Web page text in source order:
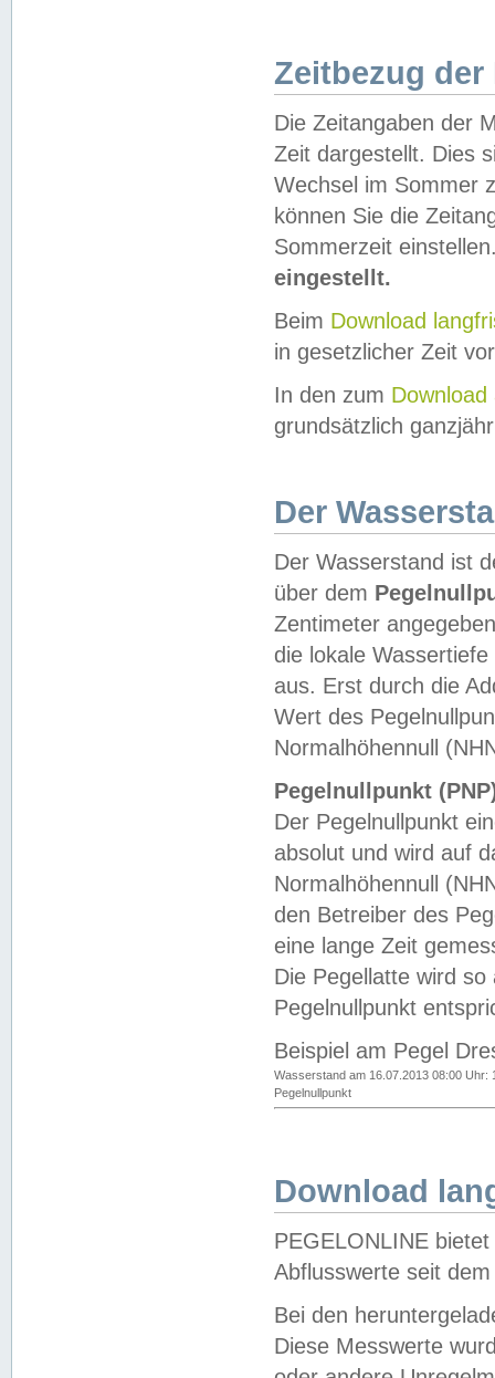
Zeitbezug der
Die Zeitangaben der
Zeit dargestellt. Dies
Wechsel im Sommer
können Sie die
Sommerzeit
eingestellt.
Beim Download
in gesetzlicher Zeit
In den zum Download
grundsätzlich
Der
Der Wasserstand ist
über dem
Zentimeter
die lokale
aus. Erst durch die
Wert des
Normalhöhennull
Pegelnullpunkt
Der Pegelnullpunkt
absolut und wird auf
Normalhöhennull
den Betreiber des
eine lange Zeit
Die Pegellatte wird
Pegelnullpunkt
Beispiel am Pegel
Wasserstand am 16.07.2013 08:00 Uhr:
Pegelnullpunkt
Download
PEGELONLINE
Abflusswerte seit
Bei den
Diese Messwerte